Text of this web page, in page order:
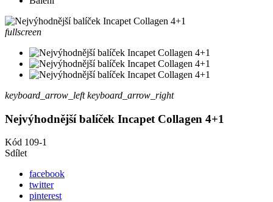
fullscreen
keyboard_arrow_left keyboard_arrow_right
Nejvýhodnější balíček Incapet Collagen 4+1
Kód 109-1
Sdílet
facebook
twitter
pinterest